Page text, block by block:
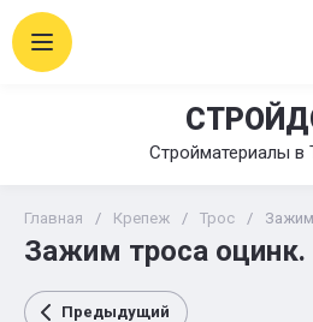
Стройматериалы в
Главная / Крепеж / Трос /
Зажим троса
Предыдущий